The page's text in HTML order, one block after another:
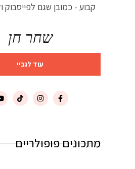
קבוע - כמובן שגם לפייסבוק
שחר חן
עוד לגביי
מתכונים פופולריים